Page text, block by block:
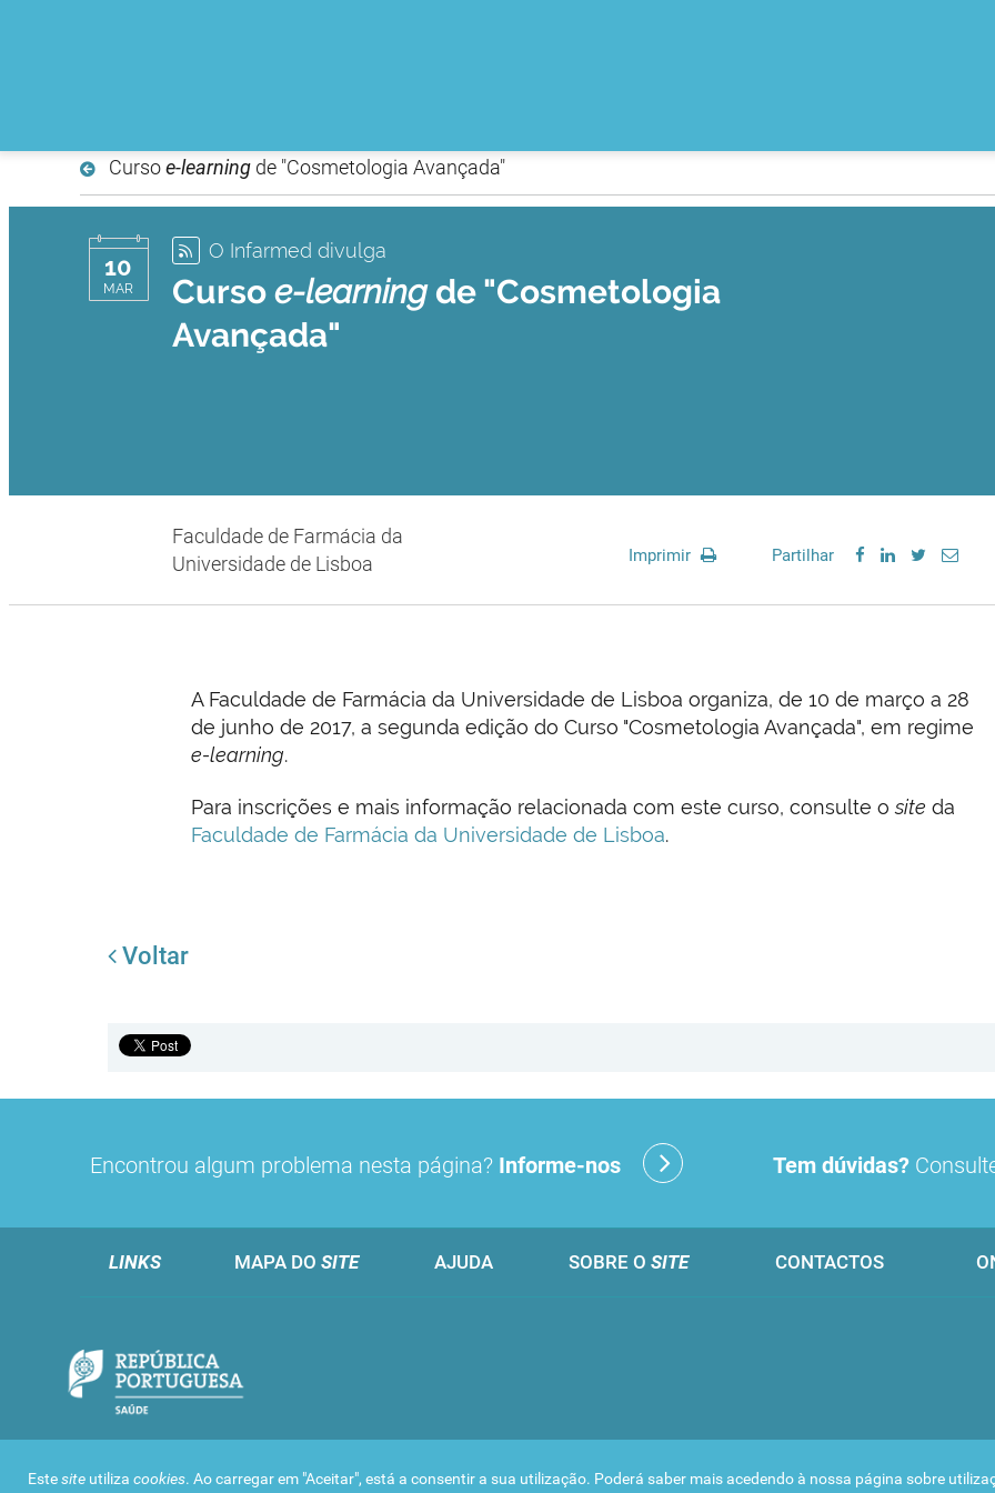
Cursoe-learningde "Cosmetologia Avançada"
10
MAR
O Infarmed divulga
Curso e-learningde "Cosmetologia
Avançada"
Faculdade de Farmácia da
Universidade de Lisboa
Imprimir Partilhar
A Faculdade de Farmácia da Universidade de Lisboa organiza, de 10 de março a 28
de junho de 2017, a segunda edição do Curso "Cosmetologia Avançada", em regime
e-learning.
Para inscrições e mais informação relacionada com este curso, consulte osite da
Faculdade de Farmácia da Universidade de Lisboa.
Voltar
Estesite utiliza cookies. Ao carregar em "Aceitar", está a consentir a sua utilização. Poderá saber mais acedendo à nossa página sobre
Encontrou algum problema nesta página? Informe-nos Tem dúvidas?
LINKS MAPA DO SITE AJUDA SOBRE O SITE CONTACTOS